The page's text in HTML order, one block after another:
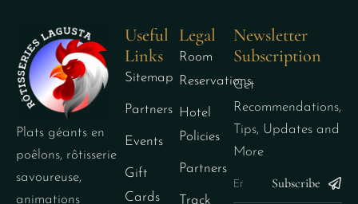
Plats géants en
poêlons, rôtisserie
savoureuse,
animations
Useful
Links
Sitemap
Partners
Events
Gift
Cards
Legal
Room
Reservations
Hotel
Policies
Partners
Track
Newsletter
Subscription
Get
Recommendations,
Tips, Updates and
More
Subscribe